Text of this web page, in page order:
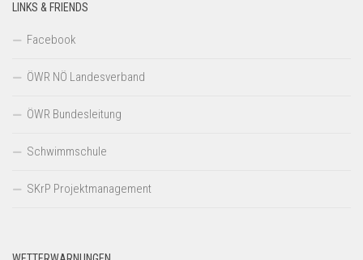
LINKS & FRIENDS
Facebook
ÖWR NÖ Landesverband
ÖWR Bundesleitung
Schwimmschule
SKrP Projektmanagement